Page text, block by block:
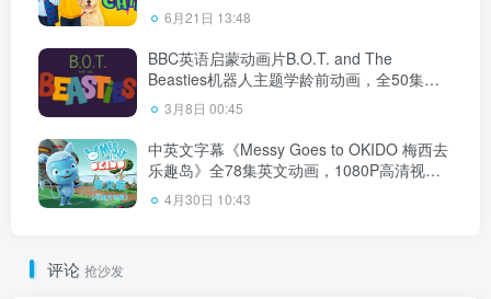
度网盘下载！
6月21日 13:48
BBC英语启蒙动画片B.O.T. and The
Beasties机器人主题学龄前动画，全50集，
1080P高清视频带英文字幕，带配套音频
MP3，百度网盘下载！
3月8日 00:45
中英文字幕《Messy Goes to OKIDO 梅西去
乐趣岛》全78集英文动画，1080P高清视
频，百度网盘下载！
4月30日 10:43
评论 抢沙发